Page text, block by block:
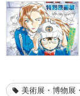
美術展・博物展